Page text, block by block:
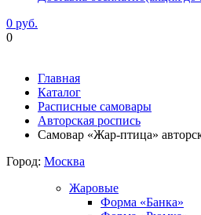
0 руб.
0
Главная
Каталог
Расписные самовары
Авторская роспись
Самовар «Жар-птица»
Город: Москва
Жаровые
Форма «Банка»